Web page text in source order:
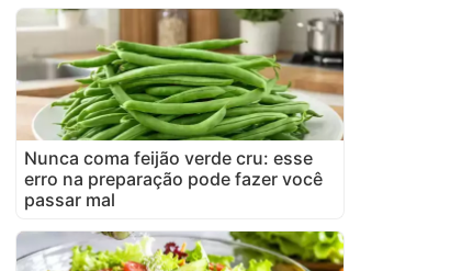
Nunca coma feijão verde cru: esse
erro na preparação pode fazer você
passar mal